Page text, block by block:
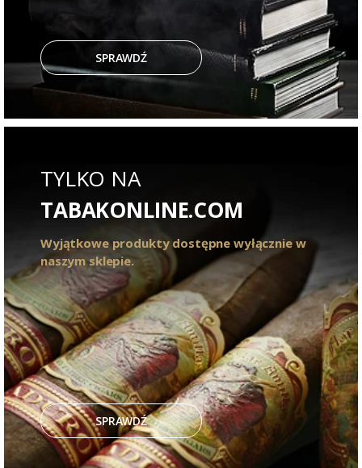
SPRAWDŹ
TYLKO NA
TABAKONLINE.COM
Wyjątkowe produkty dostępne wyłącznie w
naszym sklepie.
SPRAWDŹ